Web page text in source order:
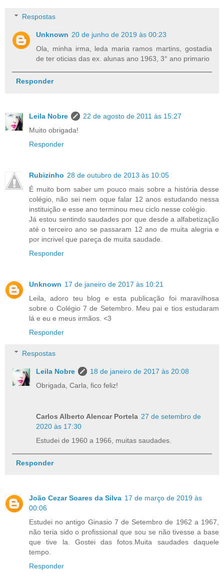
Respostas
Unknown 20 de junho de 2019 às 00:23
Ola, minha irma, leda maria ramos martins, gostadia
de ter oticias das ex. alunas ano 1963, 3° ano primario
Responder
Leila Nobre
22 de agosto de 2011 às 15:27
Muito obrigada!
Responder
Rubizinho 28 de outubro de 2013 às 10:05
É muito bom saber um pouco mais sobre a história desse
colégio, não sei nem oque falar 12 anos estudando nessa
instituição e esse ano terminou meu ciclo nesse colégio.
Já estou sentindo saudades por que desde a alfabetização
até o terceiro ano se passaram 12 ano de muita alegria e
por incrivel que pareça de muita saudade.
Responder
Unknown 17 de janeiro de 2017 às 10:21
Leila, adoro teu blog e esta publicação foi maravilhosa
sobre o Colégio 7 de Setembro. Meu pai e tios estudaram
lá e eu e meus irmãos. <3
Responder
Respostas
Leila Nobre
18 de janeiro de 2017 às 20:08
Obrigada, Carla, fico feliz!
Carlos Alberto Alencar Portela 27 de setembro de
2020 às 17:30
Estudei de 1960 a 1966, muitas saudades.
Responder
João Cezar Soares da Silva 17 de março de 2019 às
00:06
Estudei no antigo Ginasio 7 de Setembro de 1962 a 1967,
não teria sido o profissional que sou se não tivesse a base
que tive la. Gostei das fotos.Muita saudades daquele
tempo.
Responder